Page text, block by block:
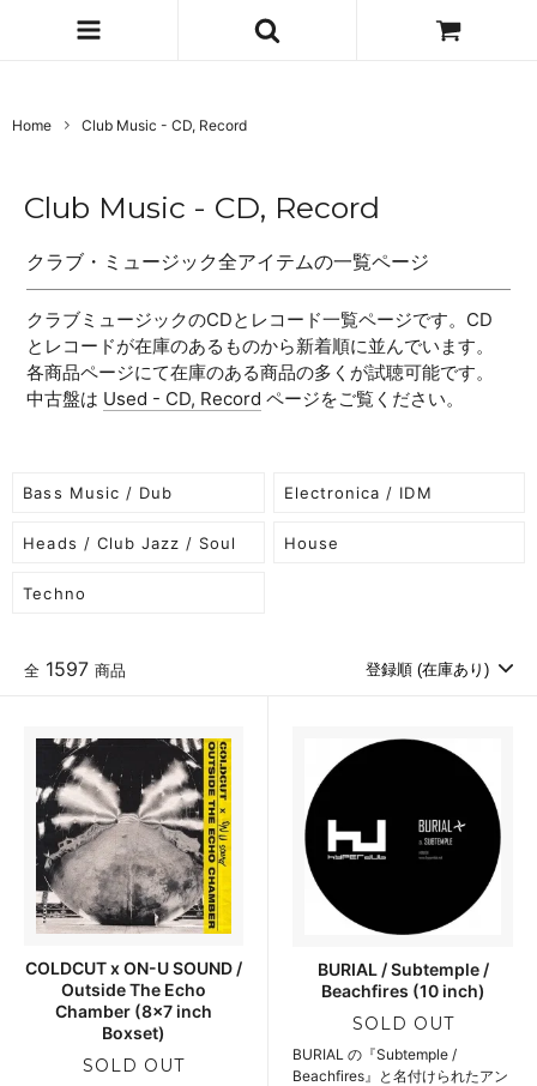
Home Club Music - CD, Record
Club Music - CD, Record
クラブ・ミュージック全アイテムの一覧ページ
クラブミュージックのCDとレコード一覧ページです。CD
とレコードが在庫のあるものから新着順に並んでいます。
各商品ページにて在庫のある商品の多くが試聴可能です。
中古盤は Used - CD, Record ページをご覧ください。
Bass Music / Dub Electronica / IDM
Heads / Club Jazz / Soul House
Techno
全 1597 商品
COLDCUT x ON-U SOUND /
Outside The Echo
Chamber (8x7 inch
Boxset)
SOLD OUT
BURIAL / Subtemple /
Beachfires (10 inch)
SOLD OUT
BURIAL の『Subtemple /
Beachfires』と名付けられたアン